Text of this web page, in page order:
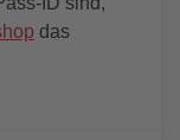
das